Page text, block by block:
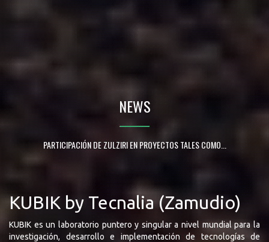
NEWS
PARTICIPACIÓN DE ZULZIRI EN PROYECTOS TALES COMO...
KUBIK by Tecnalia (Zamudio)
KUBIK es un laboratorio puntero y singular a nivel mundial para la
investigación, desarrollo e implementación de tecnologías de